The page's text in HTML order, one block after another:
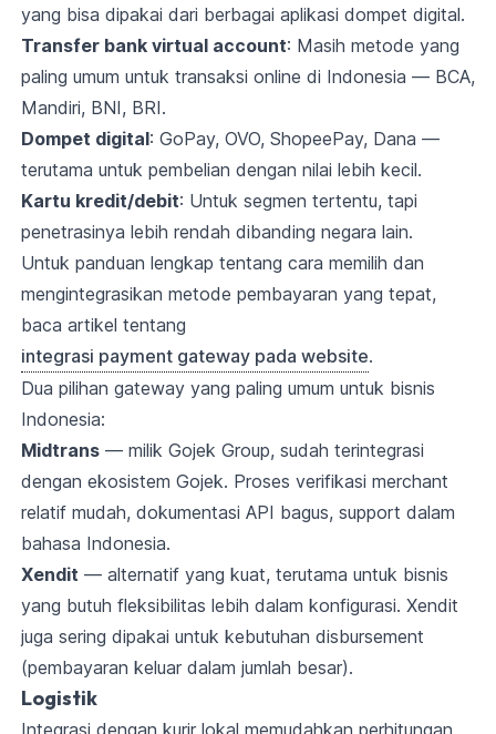
yang bisa dipakai dari berbagai aplikasi dompet digital.
Transfer bank virtual account: Masih metode yang
paling umum untuk transaksi online di Indonesia — BCA,
Mandiri, BNI, BRI.
Dompet digital: GoPay, OVO, ShopeePay, Dana —
terutama untuk pembelian dengan nilai lebih kecil.
Kartu kredit/debit: Untuk segmen tertentu, tapi
penetrasinya lebih rendah dibanding negara lain.
Untuk panduan lengkap tentang cara memilih dan
mengintegrasikan metode pembayaran yang tepat,
baca artikel tentang
integrasi payment gateway pada website.
Dua pilihan gateway yang paling umum untuk bisnis
Indonesia:
Midtrans— milik Gojek Group, sudah terintegrasi
dengan ekosistem Gojek. Proses verifikasi merchant
relatif mudah, dokumentasi API bagus, support dalam
bahasa Indonesia.
Xendit — alternatif yang kuat, terutama untuk bisnis
yang butuh fleksibilitas lebih dalam konfigurasi. Xendit
juga sering dipakai untuk kebutuhan disbursement
(pembayaran keluar dalam jumlah besar).
Logistik